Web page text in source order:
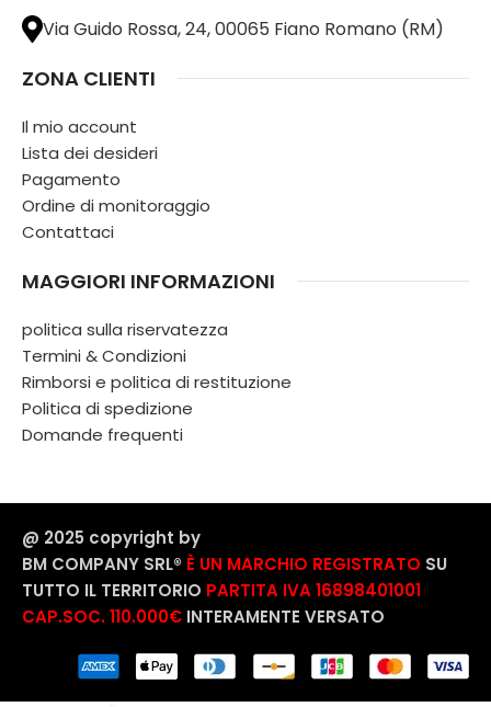
Via Guido Rossa, 24, 00065 Fiano Romano (RM)
ZONA CLIENTI
Il mio account
Lista dei desideri
Pagamento
Ordine di monitoraggio
Contattaci
MAGGIORI INFORMAZIONI
politica sulla riservatezza
Termini & Condizioni
Rimborsi e politica di restituzione
Politica di spedizione
Domande frequenti
@ 2025 copyright by
BM COMPANY SRL®️ È UN MARCHIO REGISTRATO SU
TUTTO IL TERRITORIO PARTITA IVA 16898401001
CAP.SOC. 110.000€ INTERAMENTE VERSATO